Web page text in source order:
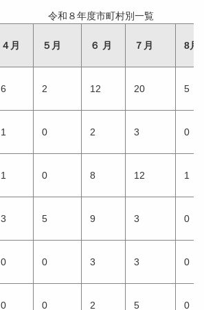
令和８年度市町村別一覧
４月 ５月 ６ 月 ７月 8月
6 2 12 20 5
1 0 2 3 0
1 0 8 12 1
3 5 9 3 0
0 0 3 3 0
0 0 2 5 0